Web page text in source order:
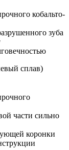
кобальто-
зуба
сплав)
части сильно
коронки